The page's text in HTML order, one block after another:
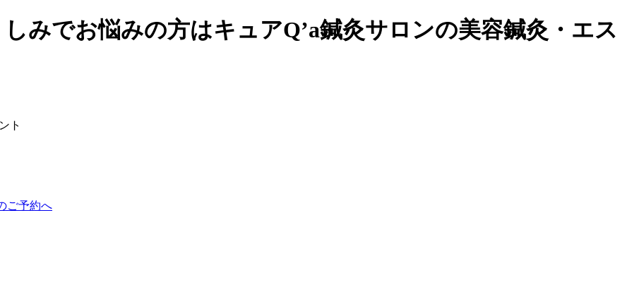
みでお悩みの方はキュアQ’a鍼灸サロンの美容鍼灸・エス
ト